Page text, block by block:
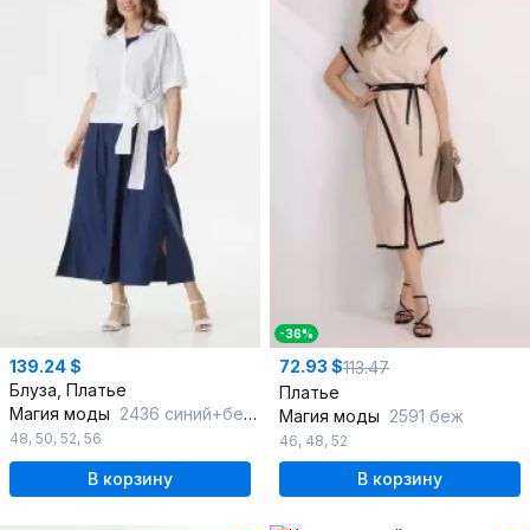
139.24 $
Блуза, Платье
Магия моды 2436 синий+белый
48, 50, 52, 56
В корзину
-36%
72.93 $113.47
Платье
Магия моды 2591 беж
46, 48, 52
В корзину